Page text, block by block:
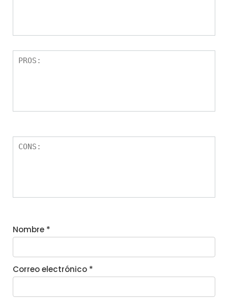
Nombre *
Correo electrónico *